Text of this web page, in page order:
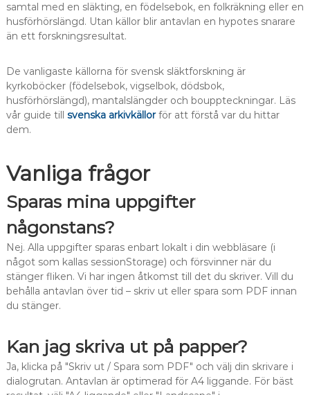
samtal med en släkting, en födelsebok, en folkräkning eller en
husförhörslängd. Utan källor blir antavlan en hypotes snarare
än ett forskningsresultat.
De vanligaste källorna för svensk släktforskning är
kyrkoböcker (födelsebok, vigselbok, dödsbok,
husförhörslängd), mantalslängder och bouppteckningar. Läs
vår guide till svenska arkivkällorför att förstå var du hittar
dem.
Vanliga frågor
Sparas mina uppgifter
någonstans?
Nej. Alla uppgifter sparas enbart lokalt i din webbläsare (i
något som kallas sessionStorage) och försvinner när du
stänger fliken. Vi har ingen åtkomst till det du skriver. Vill du
behålla antavlan över tid – skriv ut eller spara som PDF innan
du stänger.
Kan jag skriva ut på papper?
Ja, klicka på "Skriv ut / Spara som PDF" och välj din skrivare i
dialogrutan. Antavlan är optimerad för A4 liggande. För bäst